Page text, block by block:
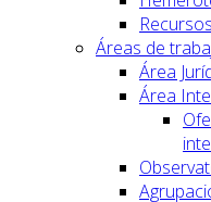
Áreas de
Área
Área